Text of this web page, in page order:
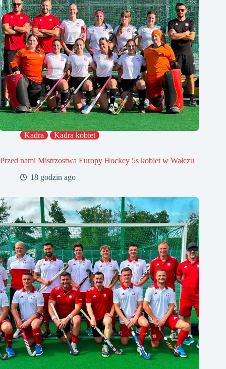
Kadra Kadra kobiet
Przed nami Mistrzostwa Europy Hockey 5s kobiet w Wałczu
18 godzin ago